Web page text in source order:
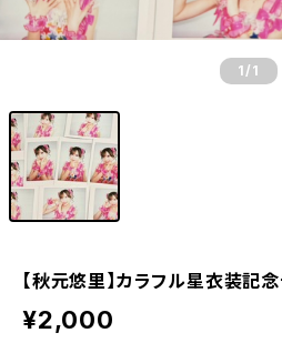
1 /1
【秋元悠里】カラフル星衣装記
¥2,000